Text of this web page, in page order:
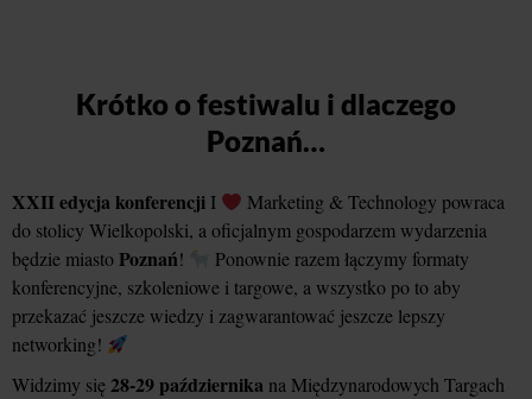
Krótko o festiwalu i dlaczego
Poznań…
XXII edycja konferencji I
Marketing & Technology powraca
do stolicy Wielkopolski, a oficjalnym gospodarzem wydarzenia
będzie miasto Poznań!
Ponownie razem łączymy formaty
konferencyjne, szkoleniowe i targowe, a wszystko po to aby
przekazać jeszcze wiedzy i zagwarantować jeszcze lepszy
networking!
Widzimy się28-29 października na Międzynarodowych Targach